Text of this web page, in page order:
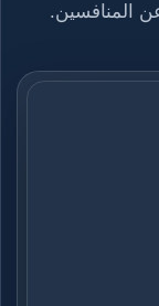
المنافسين.